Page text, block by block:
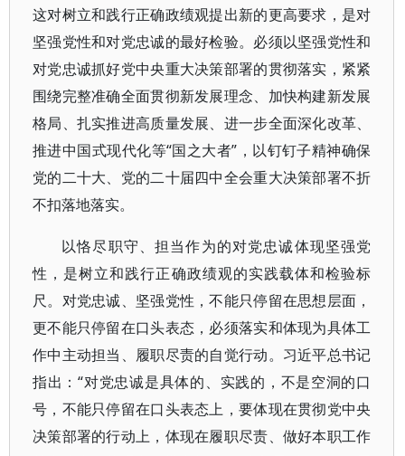
这对树立和践行正确政绩观提出新的更高要求，是对
坚强党性和对党忠诚的最好检验。必须以坚强党性和
对党忠诚抓好党中央重大决策部署的贯彻落实，紧紧
围绕完整准确全面贯彻新发展理念、加快构建新发展
格局、扎实推进高质量发展、进一步全面深化改革、
推进中国式现代化等“国之大者”，以钉钉子精神确保
党的二十大、党的二十届四中全会重大决策部署不折
不扣落地落实。
以恪尽职守、担当作为的对党忠诚体现坚强党
性，是树立和践行正确政绩观的实践载体和检验标
尺。对党忠诚、坚强党性，不能只停留在思想层面，
更不能只停留在口头表态，必须落实和体现为具体工
作中主动担当、履职尽责的自觉行动。习近平总书记
指出：“对党忠诚是具体的、实践的，不是空洞的口
号，不能只停留在口头表态上，要体现在贯彻党中央
决策部署的行动上，体现在履职尽责、做好本职工作